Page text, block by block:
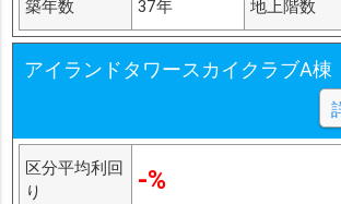
築年数 37年 地上階数
アイランドタワースカイクラブA棟
区分平均利回
り
-%